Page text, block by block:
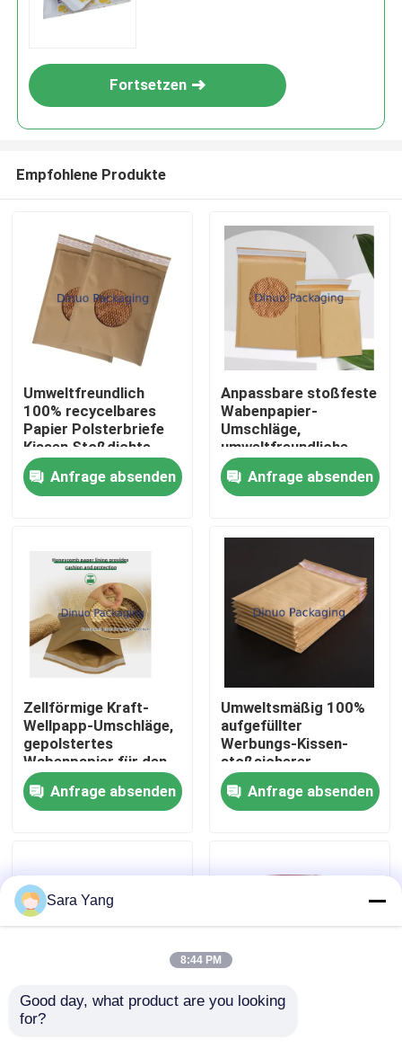
Produkte
Videos
Über uns
Werksbesichtigung
Qualitätskontrolle
Neuigkeiten
Fortsetzen
Empfohlene Produkte
Umweltfreundlich
100% recycelbares
Papier Polsterbriefe
Kissen Stoßdichte
Kraftpapier
Polsterbeutel
Papierverpackung
Anfrage absenden
Anpassbare stoßfeste
Wabenpapier-
Umschläge,
umweltfreundliche
Papiertüten für den
VersandAnfrage absenden
Zellförmige Kraft-
Wellpapp-Umschläge,
gepolstertes
Wabenpapier für den
Versand
Anfrage absenden
Umweltsmäßig 100%
aufgefüllter
Werbungs-Kissen-
stoßsicherer
biologisch abbaubarer
Papierumschlag
Anfrage absenden
Zusammengesetzter
Sara Yang
8:44 PM
Good day, what product are you looking
for?